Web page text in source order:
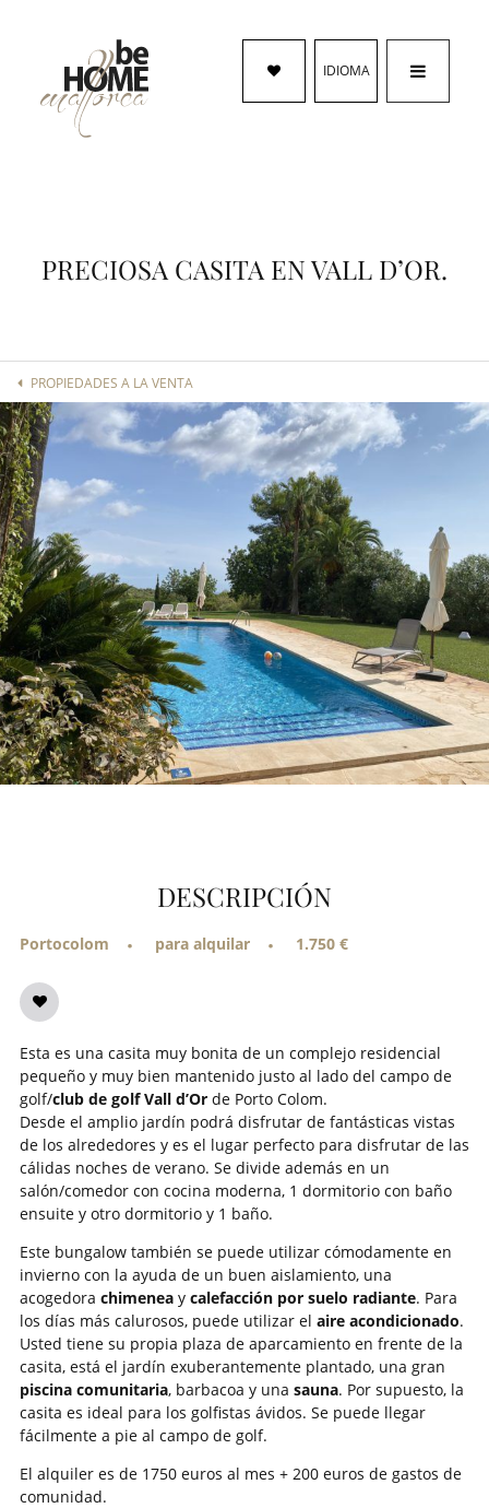
IDIOMA
PRECIOSA CASITA EN VALL D’OR.
PROPIEDADES A LA VENTA
DESCRIPCIÓN
Portocolom para alquilar 1.750 €
Esta es una casita muy bonita de un complejo residencial
pequeño y muy bien mantenido justo al lado del campo de
golf/club de golf Vall d’Or de Porto Colom.
Desde el amplio jardín podrá disfrutar de fantásticas vistas
de los alrededores y es el lugar perfecto para disfrutar de las
cálidas noches de verano. Se divide además en un
salón/comedor con cocina moderna, 1 dormitorio con baño
ensuite y otro dormitorio y 1 baño.
Este bungalow también se puede utilizar cómodamente en
invierno con la ayuda de un buen aislamiento, una
acogedora chimenea y calefacción por suelo radiante. Para
los días más calurosos, puede utilizar el aire acondicionado.
Usted tiene su propia plaza de aparcamiento en frente de la
casita, está el jardín exuberantemente plantado, una gran
piscina comunitaria, barbacoa y una sauna. Por supuesto, la
casita es ideal para los golfistas ávidos. Se puede llegar
fácilmente a pie al campo de golf.
El alquiler es de 1750 euros al mes + 200 euros de gastos de
comunidad.